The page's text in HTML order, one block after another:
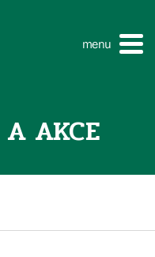
menu
AKCE